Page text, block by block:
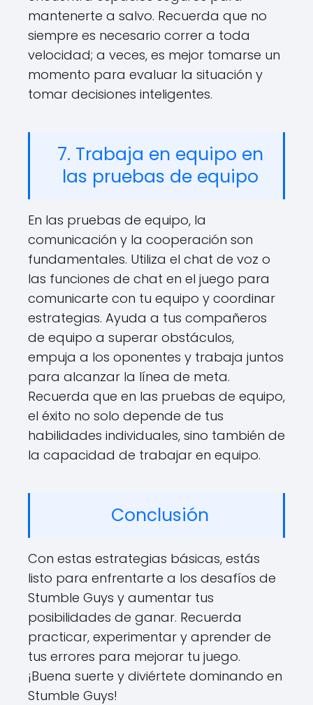
mantenerte a salvo. Recuerda que no
siempre es necesario correr a toda
velocidad; a veces, es mejor tomarse un
momento para evaluar la situación y
tomar decisiones inteligentes.
7. Trabaja en equipo en
las pruebas de equipo
En las pruebas de equipo, la
comunicación y la cooperación son
fundamentales. Utiliza el chat de voz o
las funciones de chat en el juego para
comunicarte con tu equipo y coordinar
estrategias. Ayuda a tus compañeros
de equipo a superar obstáculos,
empuja a los oponentes y trabaja juntos
para alcanzar la línea de meta.
Recuerda que en las pruebas de equipo,
el éxito no solo depende de tus
habilidades individuales, sino también de
la capacidad de trabajar en equipo.
Conclusión
Con estas estrategias básicas, estás
listo para enfrentarte a los desafíos de
Stumble Guys y aumentar tus
posibilidades de ganar. Recuerda
practicar, experimentar y aprender de
tus errores para mejorar tu juego.
¡Buena suerte y diviértete dominando en
Stumble Guys!